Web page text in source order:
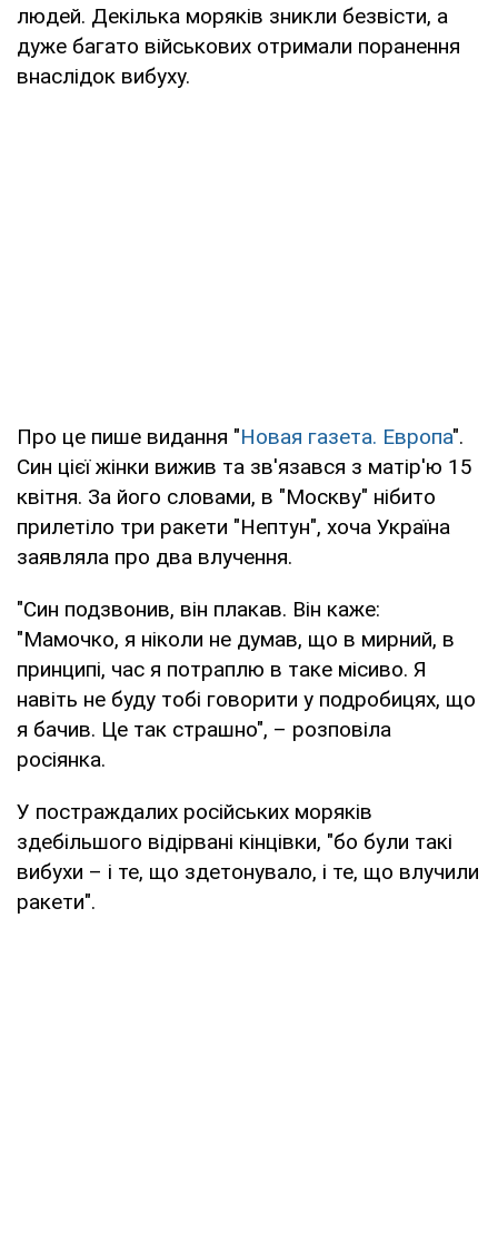
людей. Декілька моряків зникли безвісти, а
дуже багато військових отримали поранення
внаслідок вибуху.
Про це пише видання "Новая газета. Европа".
Син цієї жінки вижив та зв'язався з матір'ю 15
квітня. За його словами, в "Москву" нібито
прилетіло три ракети "Нептун", хоча Україна
заявляла про два влучення.
"Син подзвонив, він плакав. Він каже:
"Мамочко, я ніколи не думав, що в мирний, в
принципі, час я потраплю в таке місиво. Я
навіть не буду тобі говорити у подробицях, що
я бачив. Це так страшно", – розповіла
росіянка.
У постраждалих російських моряків
здебільшого відірвані кінцівки, "бо були такі
вибухи – і те, що здетонувало, і те, що влучили
ракети".